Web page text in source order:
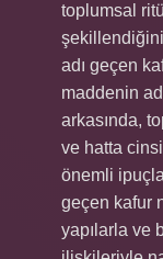
toplumsal
adı geçen
maddenin
arkasında,
ve hatta
önemli
geçen kafur
yapılarla ve